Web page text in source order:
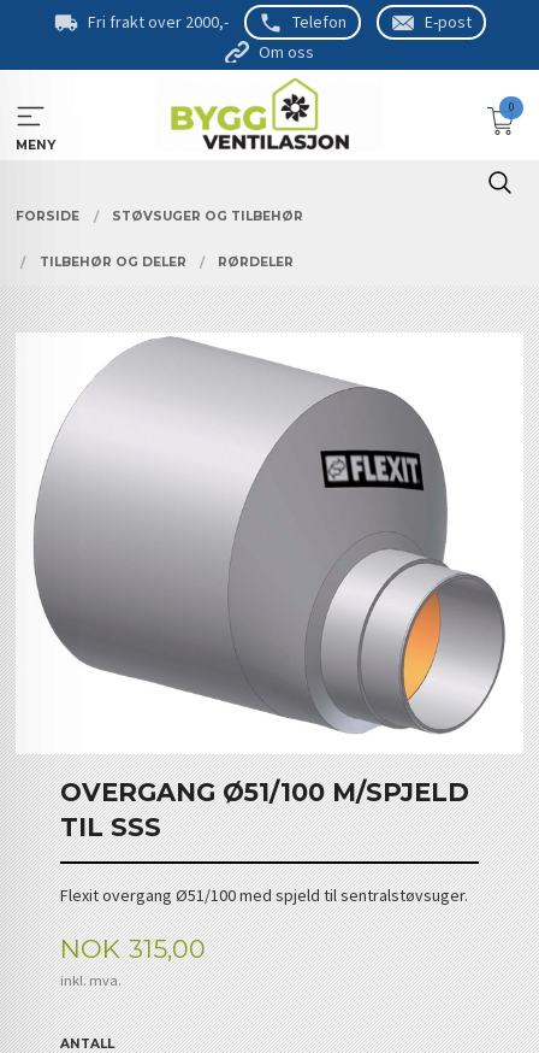
Fri frakt over 2000,- Telefon
E-post
Om oss
MENY
0
FORSIDE STØVSUGER OG TILBEHØR
TILBEHØR OG DELER RØRDELER
OVERGANG Ø51/100 M/SPJELD
TIL SSS
Flexit overgang Ø51/100 med spjeld til sentralstøvsuger.
Pris
NOK 315,00
inkl. mva.
ANTALL